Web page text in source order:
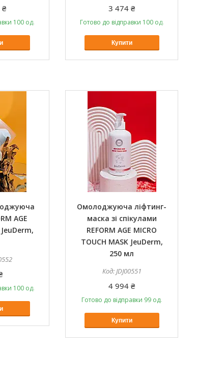
100 од.
3 474 ₴
Готово до відправки 100 од.
Купити
AGE
100 од.
Омолоджуюча ліфтинг-
маска зі спікулами
REFORM AGE MICRO
TOUCH MASK JeuDerm,
250 мл
JDJ00551
4 994 ₴
Готово до відправки 99 од.
Купити